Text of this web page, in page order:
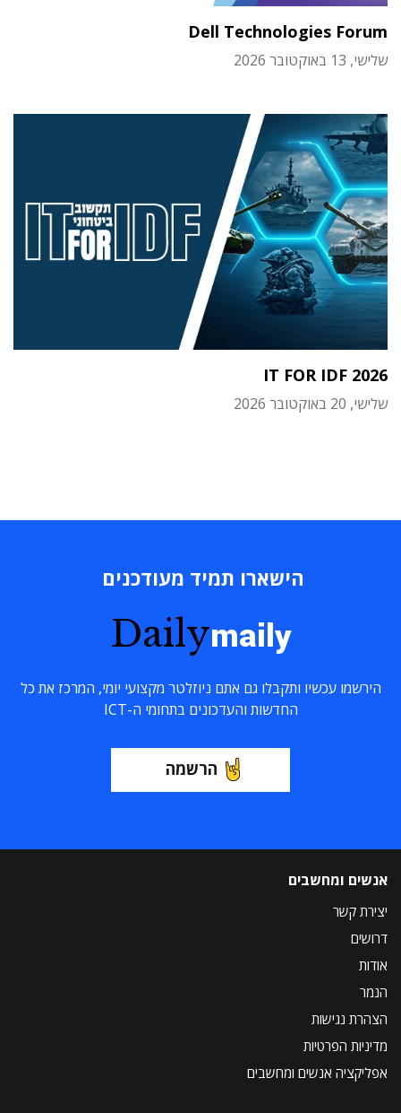
Dell Technologies Forum
שלישי, 13 באוקטובר 2026
IT FOR IDF 2026
שלישי, 20 באוקטובר 2026
הישארו תמיד מעודכנים
Dailymaily
הירשמו עכשיו ותקבלו גם אתם ניוזלטר מקצועי יומי, המרכז את כל
החדשות והעדכונים בתחומי ה-ICT
הרשמה
אנשים ומחשבים
יצירת קשר
דרושים
אודות
הנמר
הצהרת נגישות
מדיניות הפרטיות
אפליקציה אנשים ומחשבים